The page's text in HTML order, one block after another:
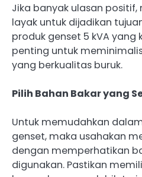
Jika banyak ulasan
layak untuk dijadikan
produk genset 5 kVA yang
penting untuk
yang berkualitas buruk.
Pilih Bahan Bakar yang
Untuk memudahkan
genset, maka usahakan
dengan memperhatikan
digunakan. Pastikan